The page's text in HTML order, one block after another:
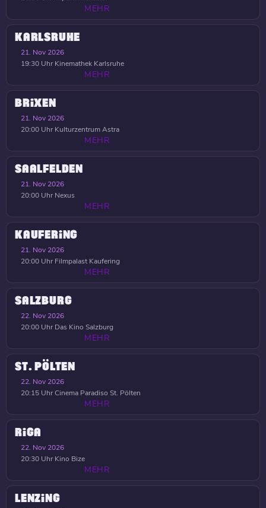
MEHR
KARLSRUHE
21. Nov 2026
19:30 Uhr Kinemathek Karlsruhe
MEHR
BRIXEN
21. Nov 2026
20:00 Uhr Kulturzentrum Astra
MEHR
SAALFELDEN
21. Nov 2026
20:00 Uhr Nexus
MEHR
KAUFERING
21. Nov 2026
20:00 Uhr Filmpalast Kaufering
MEHR
SALZBURG
22. Nov 2026
20:00 Uhr Das Kino Salzburg
MEHR
ST. PÖLTEN
22. Nov 2026
20:15 UhrCinema Paradiso St. Pölten
MEHR
RIGA
22. Nov 2026
20:30 Uhr Kino Bize
MEHR
LENZING